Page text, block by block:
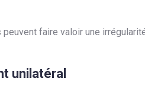
faire valoir une
unilatéral